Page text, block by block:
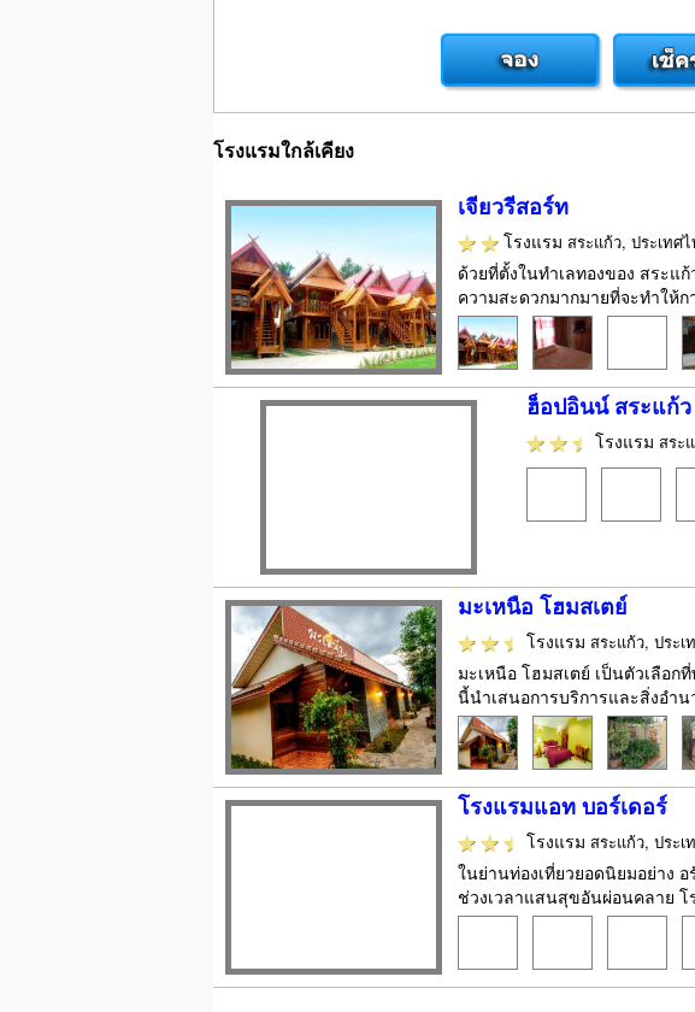
โรงแรมใกล้เคียง
เจียวรีสอร์ท
โรงแรม สระแก้ว, ประเทศ
ด้วยที่ตั้งในทำเลทองของ สระแ
ความสะดวกมากมายที่จะทำให้
ฮ็อปอินน์ สระแก้ว
โรงแรม สระ
มะเหนือ โฮมสเตย์
โรงแรม สระแก้ว, ประเ
มะเหนือ โฮมสเตย์ เป็นตัวเลือก
นี้นำเสนอการบริการและสิ่งอำ
โรงแรมแอท บอร์เดอร์
โรงแรม สระแก้ว, ประเ
ในย่านท่องเที่ยวยอดนิยมอย่าง
ช่วงเวลาแสนสุขอันผ่อนคลาย